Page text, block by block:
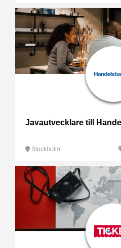
Javautvecklare till
Stockholm